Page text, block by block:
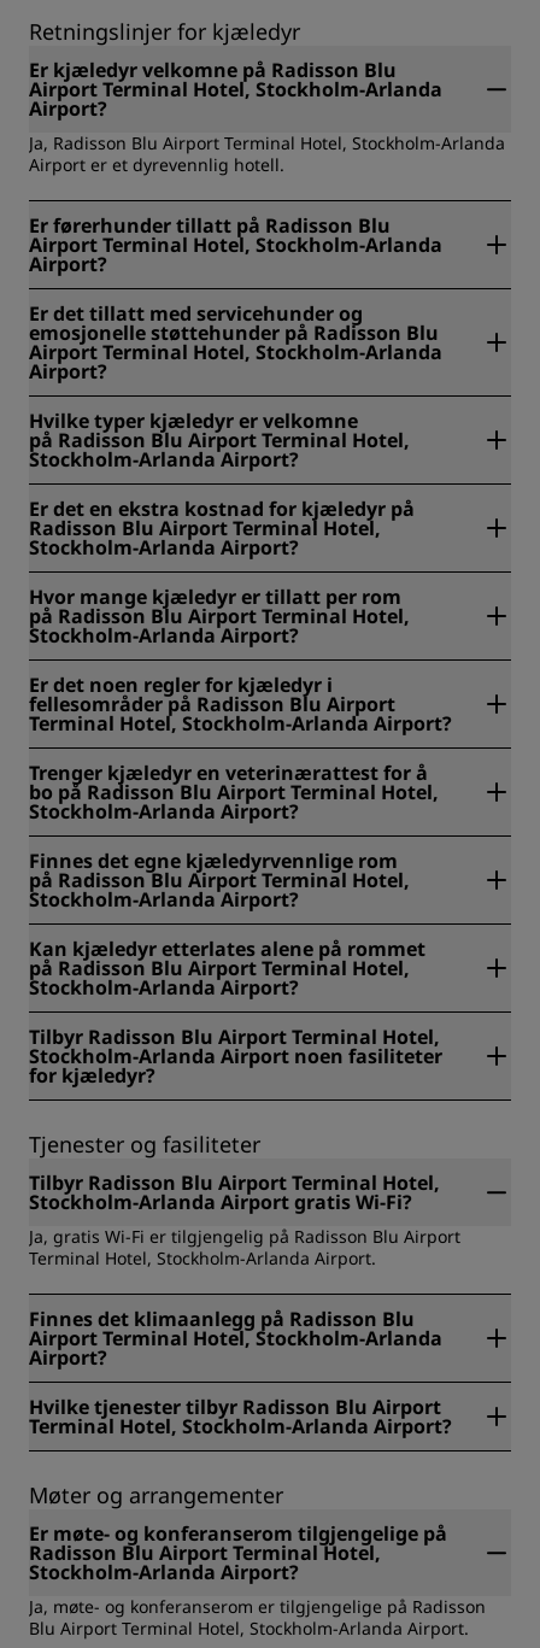
Terminal Hotel, Stockholm-Arlanda Airport.
Retningslinjer for kjæledyr
Er kjæledyr velkomne på Radisson Blu
Airport Terminal Hotel, Stockholm-Arlanda
Airport?
Ja, Radisson Blu Airport Terminal Hotel, Stockholm-Arlanda
Airport er et dyrevennlig hotell.
Er førerhunder tillatt på Radisson Blu
Airport Terminal Hotel, Stockholm-Arlanda
Airport?
Hotel, Stockholm-Arlanda Airport.
Er det tillatt med servicehunder og
emosjonelle støttehunder på Radisson Blu
Airport Terminal Hotel, Stockholm-Arlanda
Airport?
støttehunder på Radisson Blu Airport Terminal Hotel,
Stockholm-Arlanda Airport.
Hvilke typer kjæledyr er velkomne
på Radisson Blu Airport Terminal Hotel,
Stockholm-Arlanda Airport?
Katter og hunder er velkomne på Radisson Blu Airport
Terminal Hotel, Stockholm-Arlanda Airport.
Er det en ekstra kostnad for kjæledyr på
Radisson Blu Airport Terminal Hotel,
Stockholm-Arlanda Airport?
Arlanda Airport er det en ekstra kostnad pålydende SEK
600 per dag for kjæledyr.
Hvor mange kjæledyr er tillatt per rom
på Radisson Blu Airport Terminal Hotel,
Stockholm-Arlanda Airport?
Airport er det tillatt med maksimalt to kjæledyr per rom.
Er det noen regler for kjæledyr i
fellesområder på Radisson Blu Airport
Terminal Hotel, Stockholm-Arlanda Airport?
Ja, kjæledyr må være i bånd og i bur i fellesområdene
på Radisson Blu Airport Terminal Hotel, Stockholm-Arlanda
Airport.
Trenger kjæledyr en veterinærattest for å
bo på Radisson Blu Airport Terminal Hotel,
Stockholm-Arlanda Airport?
på Radisson Blu Airport Terminal Hotel, Stockholm-Arlanda
Airport.
Finnes det egne kjæledyrvennlige rom
på Radisson Blu Airport Terminal Hotel,
Stockholm-Arlanda Airport?
Nei, det finnes ikke egne dyrevennlige rom på Radisson
Blu Airport Terminal Hotel, Stockholm-Arlanda Airport.
Kan kjæledyr etterlates alene på rommet
på Radisson Blu Airport Terminal Hotel,
Stockholm-Arlanda Airport?
Blu Airport Terminal Hotel, Stockholm-Arlanda Airport.
Tilbyr Radisson Blu Airport Terminal Hotel,
Stockholm-Arlanda Airport noen fasiliteter
for kjæledyr?
Airport tilbyr spesialsengetøy for kjæledyr, i tillegg til mat-
og vannskåler.
Tjenester og fasiliteter
Tilbyr Radisson Blu Airport Terminal Hotel,
Stockholm-Arlanda Airport gratis Wi-Fi?
Ja, gratis Wi-Fi er tilgjengelig på Radisson Blu Airport
Terminal Hotel, Stockholm-Arlanda Airport.
Finnes det klimaanlegg på Radisson Blu
Airport Terminal Hotel, Stockholm-Arlanda
Airport?
Hotel, Stockholm-Arlanda Airport.
Hvilke tjenester tilbyr Radisson Blu Airport
Terminal Hotel, Stockholm-Arlanda Airport?
Terminal Hotel, Stockholm-Arlanda Airport inkluderer:
Bærekraftige opphold, Ekspressutsjekking, Frokostbuffet,
Matservering på stedet, Bagasjeoppbevaring,
Treningssenter, Møtefasiliteter, Vaskeritjeneste, Røykfritt,
Romservice, Kostnadsfri Wi-Fi, Innsjekk på nett, Grab & Go-
frokost, Hybridmøter, Feltsenger tilgjengelig, Trygghets- og
sikkerhetssertifisering, Sports Approved, Esports Ready,
Helsevesenet, Association Signature Events,
Møter og arrangementer
Er møte- og konferanserom tilgjengelige på
Radisson Blu Airport Terminal Hotel,
Stockholm-Arlanda Airport?
Ja, møte- og konferanserom er tilgjengelige på Radisson
Blu Airport Terminal Hotel, Stockholm-Arlanda Airport.